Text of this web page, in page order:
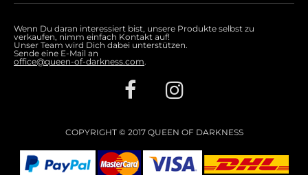
Wenn Du daran interessiert bist, unsere Produkte selbst zu
verkaufen, nimm einfach Kontakt auf!
Unser Team wird Dich dabei unterstützen.
Sende eine E-Mail an
office@queen-of-darkness.com.
COPYRIGHT © 2017 QUEEN OF DARKNESS